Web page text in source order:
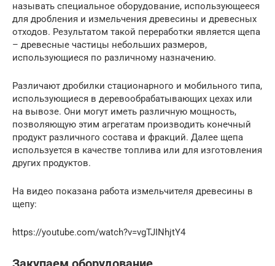
называть специальное оборудование, использующееся
для дробления и измельчения древесины и древесных
отходов. Результатом такой переработки является щепа
– древесные частицы небольших размеров,
использующиеся по различному назначению.
Различают дробилки стационарного и мобильного типа,
использующиеся в деревообрабатывающих цехах или
на вывозе. Они могут иметь различную мощность,
позволяющую этим агрегатам производить конечный
продукт различного состава и фракций. Далее щепа
используется в качестве топлива или для изготовления
других продуктов.
На видео показана работа измельчителя древесины в
щепу:
https://youtube.com/watch?v=vgTJINhjtY4